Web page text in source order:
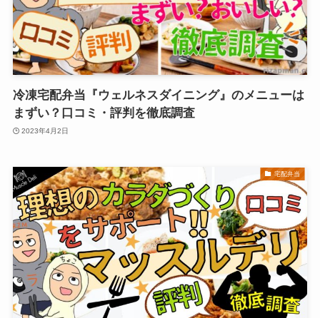
冷凍宅配弁当『ウェルネスダイニング』のメニューは
まずい？口コミ・評判を徹底調査
2023年4月2日
宅配弁当